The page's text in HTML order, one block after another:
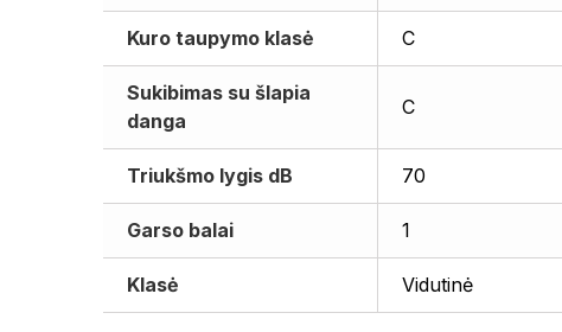
Kuro taupymo klasė C
Sukibimas su šlapia
danga
C
Triukšmo lygis dB 70
Garso balai 1
Klasė Vidutinė